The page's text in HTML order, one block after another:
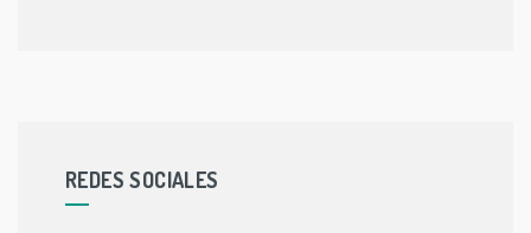
REDES SOCIALES